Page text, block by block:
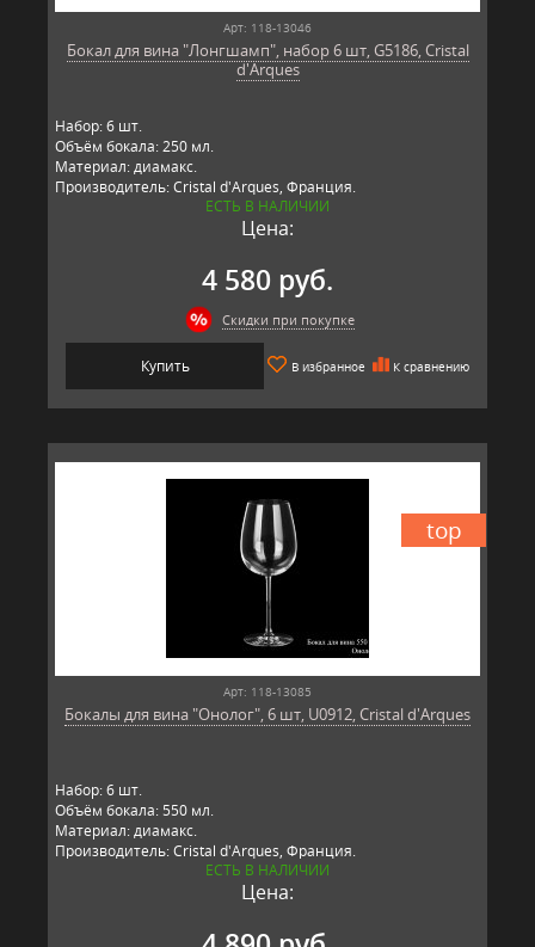
Арт: 118-13046
Бокал для вина "Лонгшамп", набор 6 шт, G5186, Cristal
d'Arques
Набор: 6 шт.
Объём бокала: 250 мл.
Материал: диамакс.
Производитель: Cristal d'Arques, Франция.
ЕСТЬ В НАЛИЧИИ
Цена:
4 580 руб.
Скидки при покупке
Купить В избранное К сравнению
top
Арт: 118-13085
Бокалы для вина "Онолог", 6 шт, U0912, Cristal d'Arques
Набор: 6 шт.
Объём бокала: 550 мл.
Материал: диамакс.
Производитель: Cristal d'Arques, Франция.
ЕСТЬ В НАЛИЧИИ
Цена: